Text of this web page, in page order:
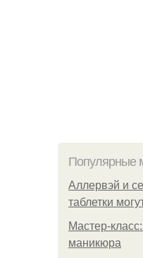
Популярные
Аллервэй и
таблетки
Мастер-
маникюра